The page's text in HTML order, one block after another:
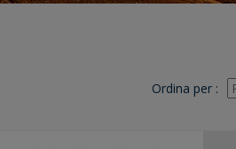
Ordina per :